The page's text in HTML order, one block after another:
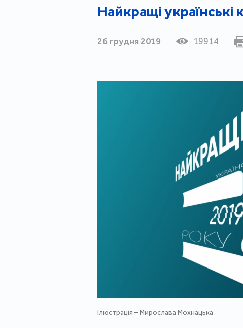
Найкращі
26 грудня 2019 19914
Ілюстрація – Мирослава Мохнацька